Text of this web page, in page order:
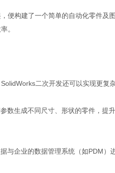
便构建了一个简单的自动化零件及
。
二次开发还可以实现更复
数生成不同尺寸、形状的零件，提
与企业的数据管理系统（如PDM）